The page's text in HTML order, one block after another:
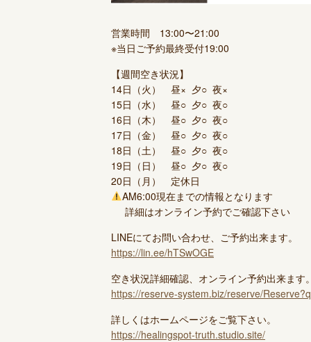
営業時間 13:00〜21:00
※当日ご予約最終受付19:00
【週間空き状況】
14日（火） 昼× 夕○ 夜×
15日（水） 昼○ 夕○ 夜○
16日（木） 昼○ 夕○ 夜○
17日（金） 昼○ 夕○ 夜○
18日（土） 昼○ 夕○ 夜○
19日（日） 昼○ 夕○ 夜○
20日（月） 定休日
AM6:00現在までの情報となります
詳細はオンライン予約でご確認下さい
LINEにてお問い合わせ、ご予約出来ます。
https://lin.ee/hTSwOGE
空き状況詳細確認、オンライン予約出来ます。
https://reserve-system.biz/reserve/
詳しくはホームページをご覧下さい。
https://healingspot-truth.studio.site/